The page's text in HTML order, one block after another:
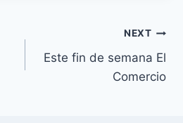
NEXT
Este fin de semana El
Comercio